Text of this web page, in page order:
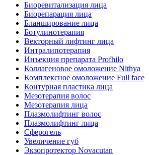
Биоревитализация лица
Биорепарация лица
Бланширование лица
Ботулинотерапия
Векторный лифтинг лица
Интралипотерапия
Инъекция препарата Profhilo
Коллагеновое омоложение Nithya
Комплексное омоложение Full face
Контурная пластика лица
Мезотерапия волос
Мезотерапия лица
Плазмолифтинг волос
Плазмолифтинг лица
Сферогель
Увеличение губ
Экзопротектор Novacutan